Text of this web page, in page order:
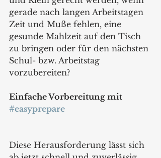
gerade nach langen Arbeitstagen
Zeit und Muße fehlen, eine
gesunde Mahlzeit auf den Tisch
zu bringen oder für den nächsten
Schul- bzw. Arbeitstag
vorzubereiten?
Einfache Vorbereitung mit
#easyprepare
Diese Herausforderung lässt sich